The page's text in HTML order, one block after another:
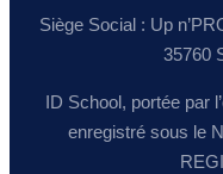
Siège Social : Up
35760
ID School, portée par
enregistré sous le